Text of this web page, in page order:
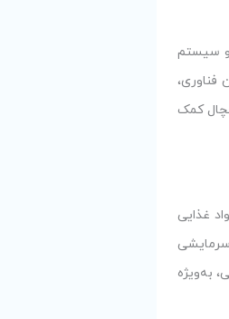
سیستم
فناوری،
کمک
غذایی
به‌ویژه